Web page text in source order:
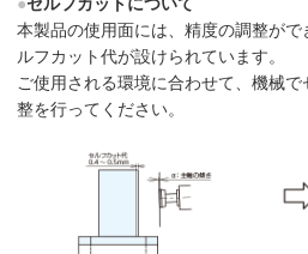
本製品の使用面には、精度の調整が
ルフカット代が設けられています。
ご使用される環境に合わせて、機械
整を行ってください。